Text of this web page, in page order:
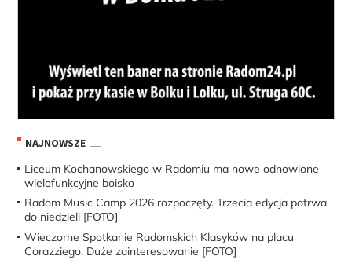
NAJNOWSZE
Liceum Kochanowskiego w Radomiu ma nowe odnowione
wielofunkcyjne boisko
Radom Music Camp 2026 rozpoczęty. Trzecia edycja potrwa
do niedzieli [FOTO]
Wieczorne Spotkanie Radomskich Klasyków na placu
Corazziego. Duże zainteresowanie [FOTO]